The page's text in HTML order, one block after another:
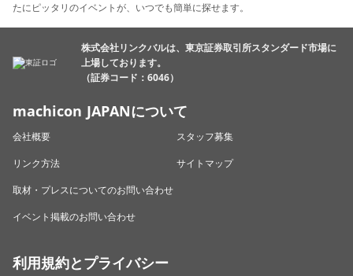
たにピッタリのイベントが、いつでも簡単に探せます。
株式会社リンクバルは、東京証券取引所スタンダード市場に
上場しております。
（証券コード：6046）
machicon JAPANについて
会社概要
スタッフ募集
リンク方法
サイトマップ
取材・プレスについてのお問い合わせ
イベント掲載のお問い合わせ
利用規約とプライバシー